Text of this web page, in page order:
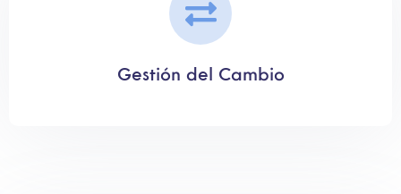
Gestión del Cambio